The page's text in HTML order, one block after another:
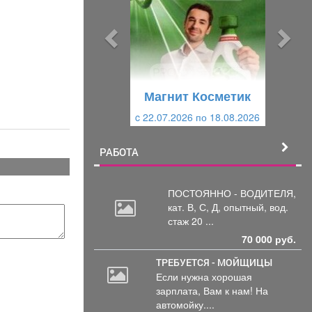
Магнит Косметик
c 29.07.2026 по 25.08.2026
РАБОТА
ПОСТОЯННО - ВОДИТЕЛЯ,
кат. В, С, Д, опытный, вод.
стаж 20 ...
70 000 руб.
ТРЕБУЕТСЯ - МОЙЩИЦЫ
Если нужна хорошая
зарплата, Вам к нам! На
автомойку....